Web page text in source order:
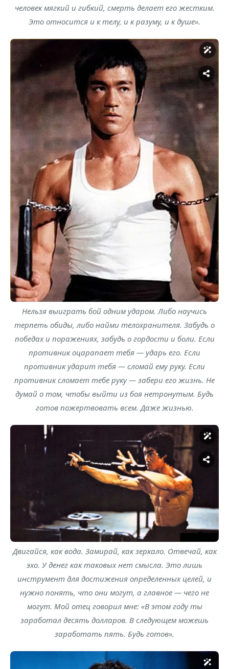
человек мягкий и гибкий, смерть делает его жестким.
Это относится и к телу, и к разуму, и к душе».
Нельзя выиграть бой одним ударом. Либо научись
терпеть обиды, либо найми телохранителя. Забудь о
победах и поражениях, забудь о гордости и боли. Если
противник оцарапает тебя — ударь его. Если
противник ударит тебя — сломай ему руку. Если
противник сломает тебе руку — забери его жизнь. Не
думай о том, чтобы выйти из боя нетронутым. Будь
готов пожертвовать всем. Даже жизнью.
Двигайся, как вода. Замирай, как зеркало. Отвечай, как
эхо. У денег как таковых нет смысла. Это лишь
инструмент для достижения определенных целей, и
нужно понять, что они могут, а главное — чего не
могут. Мой отец говорил мне: «В этом году ты
заработал десять долларов. В следующем можешь
заработать пять. Будь готов».